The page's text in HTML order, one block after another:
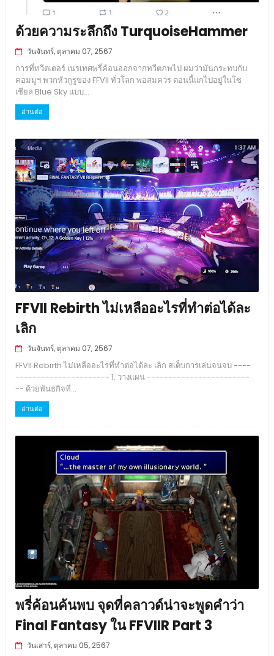
ด้วยความระลึกถึง TurquoiseHammer
วันจันทร์, ตุลาคม 07, 2567
การที่ทวีตเตอร์ เนรเทศพรี่ค้อนออกจากทวีตภพไป ผมว่ามันกระทบกับ
คอมมูฯ พวกหัวกูรูของ FFVII ทั่วโลก พอสมควร ตอนนี้แกไปอยู่ในโซ
เชียล Blue Sky แบบ...
อ่านต่อ
FFVII Rebirth ไม่เหลืออะไรที่ทำต่อได้ละ
เลิก
วันจันทร์, ตุลาคม 07, 2567
FFVII Rebirth ไม่เหลืออะไรที่ทำต่อได้ละ เลิก สเต็บการเล่นจนจบ ----
---------------------- 1. วางแผน ------------------------
-- ด้วยพันธกิจที่...
อ่านต่อ
พรี่ค้อนค้นพบ จุดที่คลาวด์น่าจะพูดคำว่า
Final Fantasy ใน FFVIIR Part 3
วันเสาร์, ตุลาคม 05, 2567